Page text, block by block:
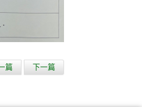
篇 下一篇